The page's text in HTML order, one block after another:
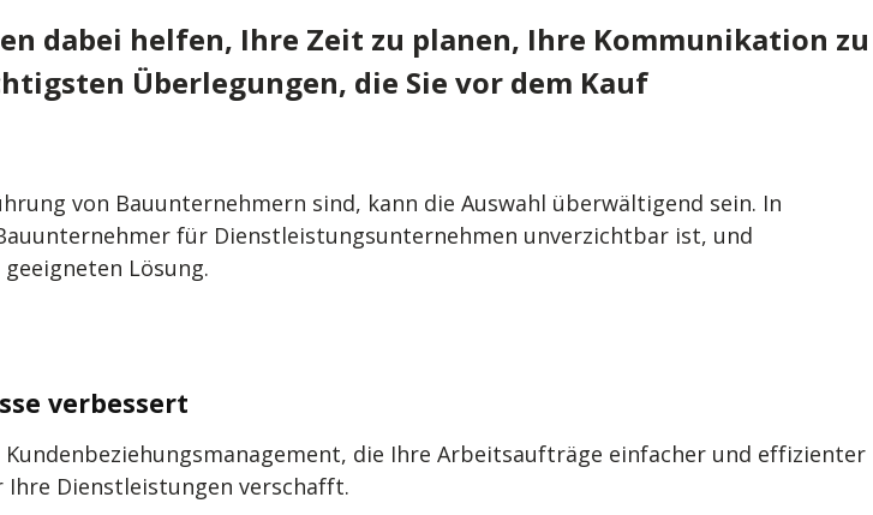
dabei helfen, Ihre Zeit zu planen, Ihre Kommunikation zu
Überlegungen, die Sie vor dem Kauf
von Bauunternehmern sind, kann die Auswahl überwältigend sein. In
für Dienstleistungsunternehmen unverzichtbar ist, und
Lösung.
verbessert
die Ihre Arbeitsaufträge einfacher und effizienter
Dienstleistungen verschafft.